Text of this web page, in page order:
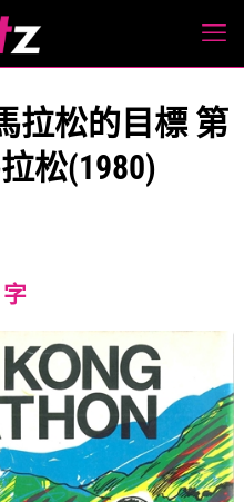
拉松的目標 第
松(1980)
size.
字Increase
size.